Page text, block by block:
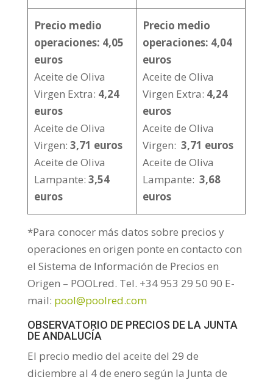
Precio medio
operaciones: 4,05
euros
Aceite de Oliva
Virgen Extra: 4,24
euros
Aceite de Oliva
Virgen: 3,71 euros
Aceite de Oliva
Lampante: 3,54
euros
Precio medio
operaciones: 4,04
euros
Aceite de Oliva
Virgen Extra: 4,24
euros
Aceite de Oliva
Virgen: 3,71 euros
Aceite de Oliva
Lampante: 3,68
euros
*Para conocer más datos sobre precios y
operaciones en origen ponte en contacto con
el Sistema de Información de Precios en
Origen – POOLred. Tel. +34 953 29 50 90 E-
mail: pool@poolred.com
OBSERVATORIO DE PRECIOS DE LA JUNTA
DE ANDALUCÍA
El precio medio del aceite del 29 de
diciembre al 4 de enero según la Junta de